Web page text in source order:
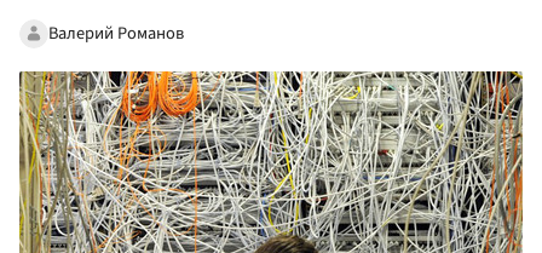
Валерий Романов